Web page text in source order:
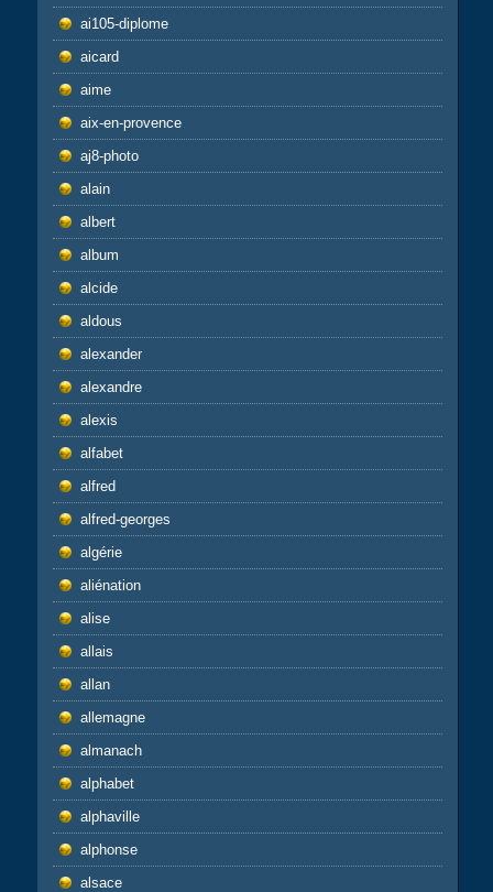
ai105-diplome
aicard
aime
aix-en-provence
aj8-photo
alain
albert
album
alcide
aldous
alexander
alexandre
alexis
alfabet
alfred
alfred-georges
algérie
aliénation
alise
allais
allan
allemagne
almanach
alphabet
alphaville
alphonse
alsace